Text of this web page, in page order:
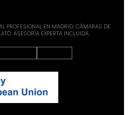
PROFESIONAL EN MADRID. CÁMARAS DE
ASESORÍA EXPERTA INCLUIDA.